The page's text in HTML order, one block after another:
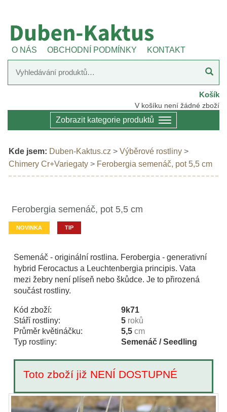
O NÁS OBCHODNÍ PODMÍNKY KONTAKT
Košík
V košíku není žádné zboží
Zobrazit kategorie produktů
Kde jsem: Duben-Kaktus.cz > Výběrové rostliny >
Chimery Cr+Variegaty > Ferobergia semenáč, pot 5,5 cm
Ferobergia semenáč, pot 5,5 cm
NOVINKA TIP
Semenáč - originální rostlina. Ferobergia - generativní
hybrid Ferocactus a Leuchtenbergia principis. Vata
mezi žebry není plíseň nebo škůdce. Je to přirozená
součást rostliny.
Kód zboží:
9k71
Stáří rostliny:
5 roků
Průměr květináčku:
5,5 cm
Typ rostliny:
Semenáč / Seedling
Toto zboží již NENÍ DOSTUPNÉ